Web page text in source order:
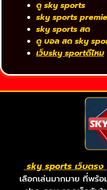
ดู sky sports
sky sports
sky sports สด
ดู บอล สด sky
เว็บsky sportดีไหม
sky sports เว็บตรง
เลือกเล่นมากมาย ที่พร้